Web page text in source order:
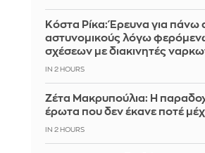
Κόστα Ρίκα: Έρευνα για πάνω
αστυνομικούς λόγω
σχέσεων με διακινητές
IN 2 HOURS
Ζέτα Μακρυπούλια: Η
έρωτα που δεν έκανε ποτέ
IN 2 HOURS